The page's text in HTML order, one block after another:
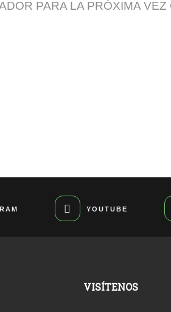
PARA LA PRÓXIMA VEZ
YOUTUBE
VISÍTENOS